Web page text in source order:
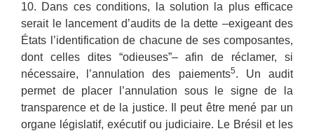
10. Dans ces conditions, la solution la plus efficace
serait le lancement d’audits de la dette –exigeant des
États l’identification de chacune de ses composantes,
dont celles dites “odieuses”– afin de réclamer, si
nécessaire, l’annulation des paiements5. Un audit
permet de placer l’annulation sous le signe de la
transparence et de la justice. Il peut être mené par un
organe législatif, exécutif ou judiciaire. Le Brésil et les